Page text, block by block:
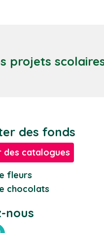
projets
des fonds
des catalogues
fleurs
chocolats
nous